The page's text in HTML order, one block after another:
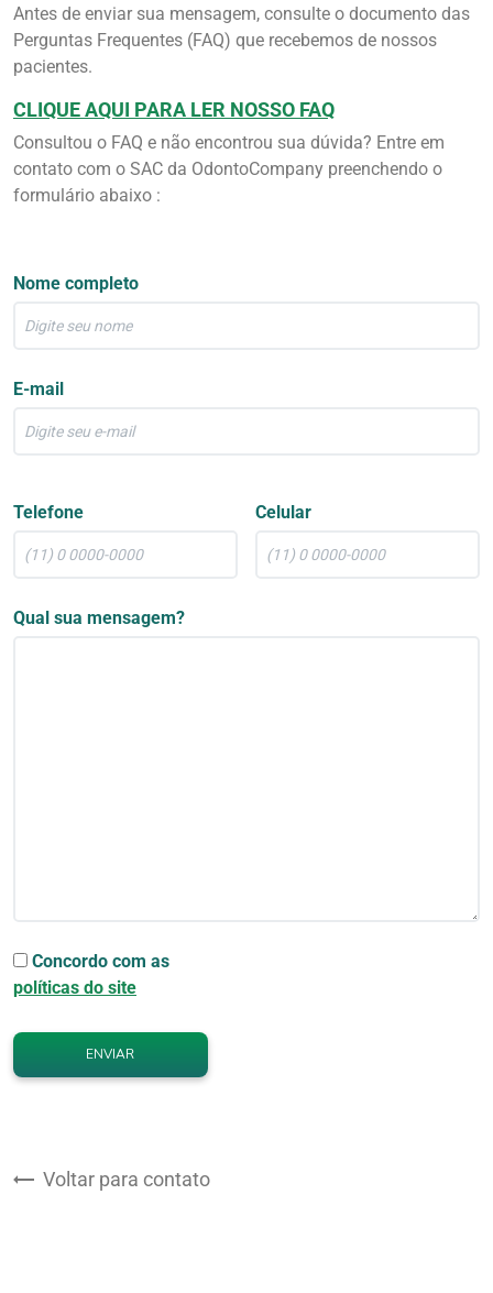
Antes de enviar sua mensagem, consulte o documento das
Perguntas Frequentes (FAQ) que recebemos de nossos
pacientes.
CLIQUE AQUI PARA LER NOSSO FAQ
Consultou o FAQ e não encontrou sua dúvida? Entre em
contato com o SAC da OdontoCompany preenchendo o
formulário abaixo :
Nome completo
E-mail
Telefone Celular
Qual sua mensagem?
Concordo com as
políticas do site
ENVIAR
Voltar para contato